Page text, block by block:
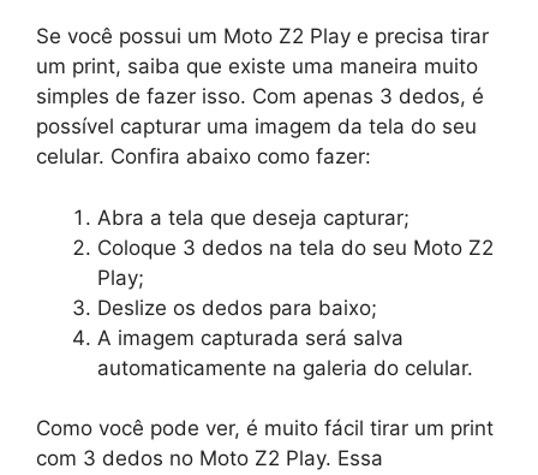
Se você possui um Moto Z2 Play e precisa tirar
um print, saiba que existe uma maneira muito
simples de fazer isso. Com apenas 3 dedos, é
possível capturar uma imagem da tela do seu
celular. Confira abaixo como fazer:
Abra a tela que deseja capturar;
Coloque 3 dedos na tela do seu Moto Z2
Play;
Deslize os dedos para baixo;
A imagem capturada será salva
automaticamente na galeria do celular.
Como você pode ver, é muito fácil tirar um print
com 3 dedos no Moto Z2 Play. Essa